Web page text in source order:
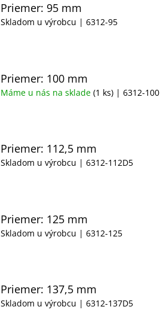
Priemer: 95 mm
Skladom u výrobcu | 6312-95
Priemer: 100 mm
Máme u nás na sklade (1 ks) | 6312-100
Priemer: 112,5 mm
Skladom u výrobcu | 6312-112D5
Priemer: 125 mm
Skladom u výrobcu | 6312-125
Priemer: 137,5 mm
Skladom u výrobcu | 6312-137D5